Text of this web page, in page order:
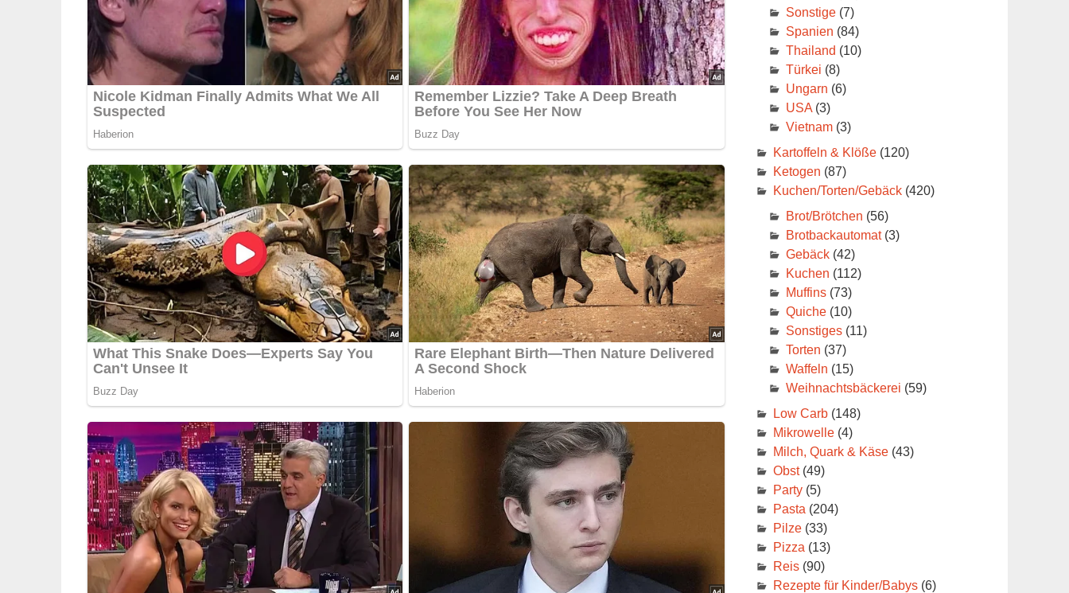
Sonstige(7)
Spanien (84)
Thailand (10)
Türkei (8)
Ungarn (6)
USA(3)
Vietnam(3)
Kartoffeln & Klöße(120)
Ketogen (87)
Kuchen/Torten/Gebäck(420)
Brot/Brötchen (56)
Brotbackautomat(3)
Gebäck(42)
Kuchen (112)
Muffins(73)
Quiche(10)
Sonstiges(11)
Torten (37)
Waffeln (15)
Weihnachtsbäckerei (59)
Low Carb(148)
Mikrowelle(4)
Milch, Quark & Käse(43)
Obst(49)
Party(5)
Pasta (204)
Pilze(33)
Pizza (13)
Reis(90)
Rezepte für Kinder/Babys(6)